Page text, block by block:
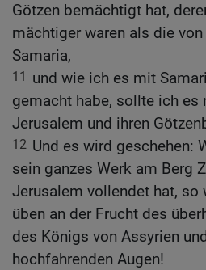
Götzen bemächtigt hat,
mächtiger waren als die
Samaria,
11
und wie ich es mit
gemacht habe, sollte ich es
Jerusalem und ihren
12 Und es wird geschehen:
sein ganzes Werk am Berg
Jerusalem vollendet hat, so
üben an der Frucht des
des Königs von Assyrien
hochfahrenden Augen!